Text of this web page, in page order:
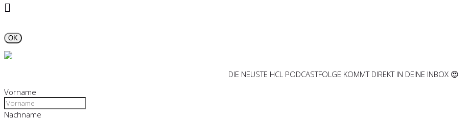
OK
DIE NEUSTE HCL PODCASTFOLGE KOMMT DIREKT IN DEINE INBOX 😍
Vorname
Nachname